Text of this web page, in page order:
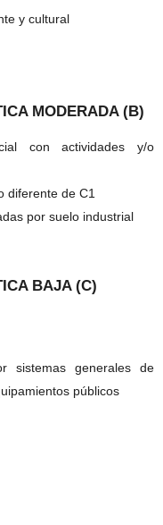
y cultural
MODERADA (B)
con actividades y/o
diferente de C1
por suelo industrial
BAJA (C)
sistemas generales de
públicos